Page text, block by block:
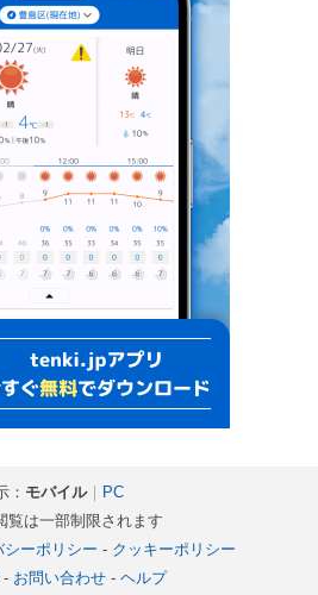
： モバイル｜
PC
覧は一部制限されます
シーポリシー - クッキーポリシー
お問い合わせ- ヘルプ